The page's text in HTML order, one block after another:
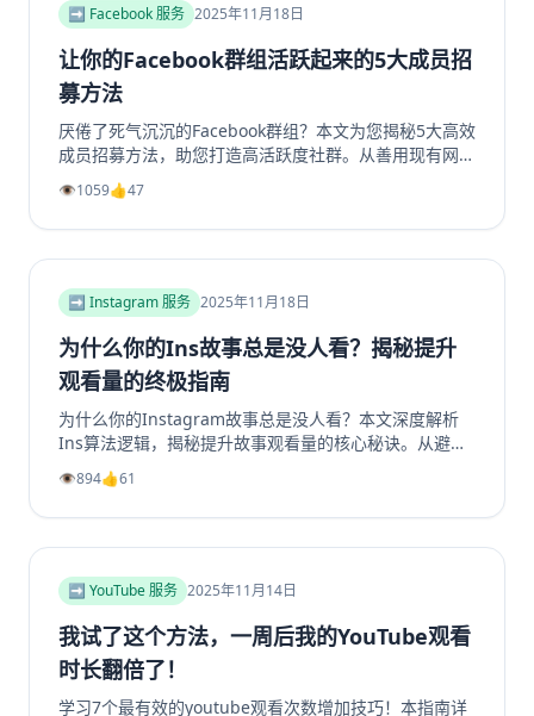
➡️ Facebook 服务 2025年11月18日
让你的Facebook群组活跃起来的5大成员招
募方法
厌倦了死气沉沉的Facebook群组？本文为您揭秘5大高效
成员招募方法，助您打造高活跃度社群。从善用现有网
络、优化群组资料，到利用Facebook生态系统内部引
流、创造高价值内容，再到策划专属活动，我们提供一步
步的实操指南。学习如何将精准用户转化为活跃成员，彻
Facebook群组重现生机与活力。立即阅读，开启您的社
群繁荣之路！
👁️1059👍47
➡️ Instagram 服务 2025年11月18日
为什么你的Ins故事总是没人看？揭秘提升
观看量的终极指南
为什么你的Instagram故事总是没人看？本文深度解析
Ins算法逻辑，揭秘提升故事观看量的核心秘诀。从避免
内容陷阱、善用投票问答等互动工具，到优化发布时机、
利用精选故事功能，我们提供一套完整的实战指南。学习
如何创作吸引眼球的开场、提供娱乐或教育价值，并有效
得更多Instagram帖子点赞，这篇超过2000字的终极指
南都将为你指明方向，让你的Ins故事从无人问津变为流
量磁石。
👁️894👍61
➡️ YouTube 服务 2025年11月14日
我试了这个方法，一周后我的YouTube观看
时长翻倍了！
学习7个最有效的youtube观看次数增加技巧！本指南详